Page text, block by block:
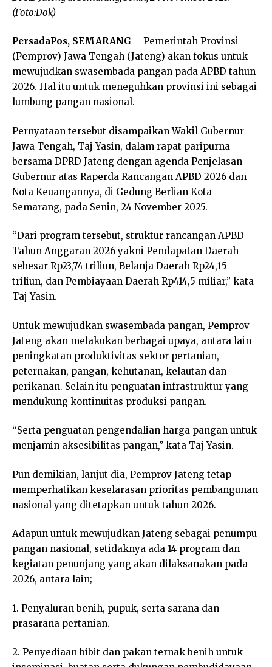
(Foto:Dok)
PersadaPos, SEMARANG – Pemerintah Provinsi
(Pemprov) Jawa Tengah (Jateng) akan fokus untuk
mewujudkan swasembada pangan pada APBD tahun
2026. Hal itu untuk meneguhkan provinsi ini sebagai
lumbung pangan nasional.
Pernyataan tersebut disampaikan Wakil Gubernur
Jawa Tengah, Taj Yasin, dalam rapat paripurna
bersama DPRD Jateng dengan agenda Penjelasan
Gubernur atas Raperda Rancangan APBD 2026 dan
Nota Keuangannya, di Gedung Berlian Kota
Semarang, pada Senin, 24 November 2025.
“Dari program tersebut, struktur rancangan APBD
Tahun Anggaran 2026 yakni Pendapatan Daerah
sebesar Rp23,74 triliun, Belanja Daerah Rp24,15
triliun, dan Pembiayaan Daerah Rp414,5 miliar,” kata
Taj Yasin.
Untuk mewujudkan swasembada pangan, Pemprov
Jateng akan melakukan berbagai upaya, antara lain
peningkatan produktivitas sektor pertanian,
peternakan, pangan, kehutanan, kelautan dan
perikanan. Selain itu penguatan infrastruktur yang
mendukung kontinuitas produksi pangan.
“Serta penguatan pengendalian harga pangan untuk
menjamin aksesibilitas pangan,” kata Taj Yasin.
Pun demikian, lanjut dia, Pemprov Jateng tetap
memperhatikan keselarasan prioritas pembangunan
nasional yang ditetapkan untuk tahun 2026.
Adapun untuk mewujudkan Jateng sebagai penumpu
pangan nasional, setidaknya ada 14 program dan
kegiatan penunjang yang akan dilaksanakan pada
2026, antara lain;
1. Penyaluran benih, pupuk, serta sarana dan
prasarana pertanian.
2. Penyediaan bibit dan pakan ternak benih untuk